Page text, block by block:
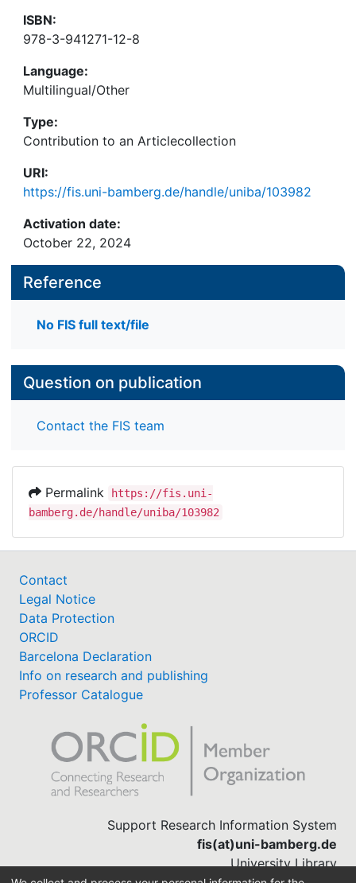
ISBN:
978-3-941271-12-8
Language:
Multilingual/Other
Type:
Contribution to an Articlecollection
URI:
https://fis.uni-bamberg.de/handle/uniba/103982
Activation date:
October 22, 2024
Reference
No FIS full text/file
Question on publication
Contact the FIS team
Permalink
https://fis.uni-
bamberg.de/handle/uniba/103982
Contact
Legal Notice
Data Protection
ORCID
Barcelona Declaration
Info on research and publishing
Professor Catalogue
Support Research Information System
fis(at)uni-bamberg.de
University Library